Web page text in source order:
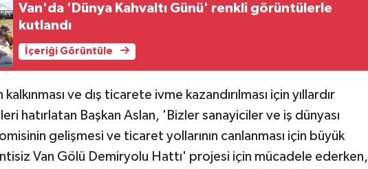
Van'da 'Dünya Kahvaltı Günü' renkli görüntülerle
kutlandı
İçeriği Görüntüle
ve dış ticarete ivme kazandırılması için yıllardır
hatırlatan Başkan Aslan, 'Bizler sanayiciler ve iş dünyası
gelişmesi ve ticaret yollarının canlanması için büyük
Van Gölü Demiryolu Hattı' projesi için mücadele ederken,